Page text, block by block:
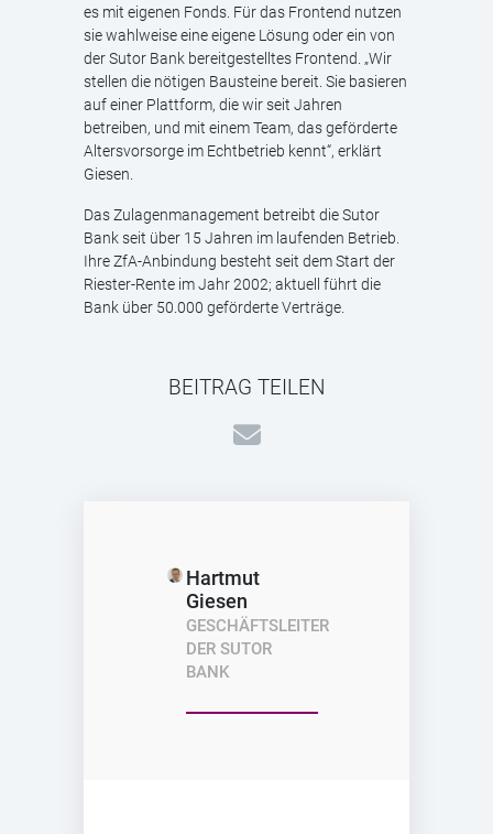
es mit eigenen Fonds. Für das Frontend nutzen
sie wahlweise eine eigene Lösung oder ein von
der Sutor Bank bereitgestelltes Frontend. „Wir
stellen die nötigen Bausteine bereit. Sie basieren
auf einer Plattform, die wir seit Jahren
betreiben, und mit einem Team, das geförderte
Altersvorsorge im Echtbetrieb kennt“, erklärt
Giesen.
Das Zulagenmanagement betreibt die Sutor
Bank seit über 15 Jahren im laufenden Betrieb.
Ihre ZfA-Anbindung besteht seit dem Start der
Riester-Rente im Jahr 2002; aktuell führt die
Bank über 50.000 geförderte Verträge.
BEITRAG TEILEN
Hartmut
Giesen
GESCHÄFTSLEITER
DER SUTOR
BANK